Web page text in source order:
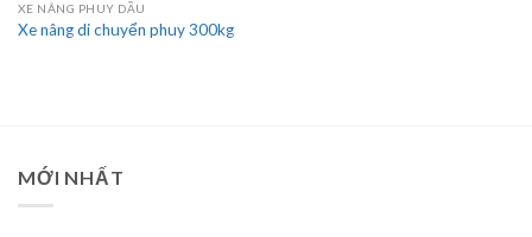
XE NÂNG PHUY DẦU
Xe nâng di chuyển phuy 300kg
MỚI NHẤT